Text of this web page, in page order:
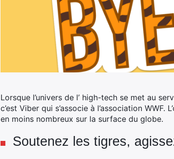
Lorsque l’univers de l’ high-tech se met au
c’est Viber qui s’associe à l’association
en moins nombreux sur la surface du globe.
Soutenez les tigres,